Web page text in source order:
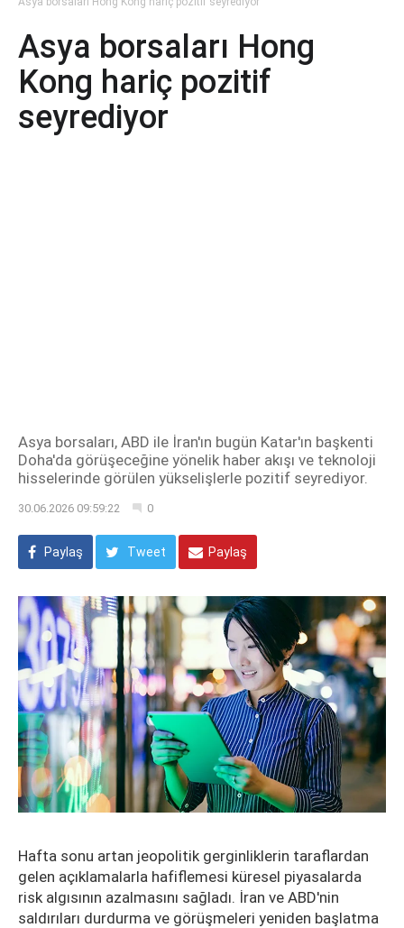
Asya borsaları Hong
Kong hariç pozitif
seyrediyor
Asya borsaları, ABD ile İran'ın bugün Katar'ın başkenti
Doha'da görüşeceğine yönelik haber akışı ve teknoloji
hisselerinde görülen yükselişlerle pozitif seyrediyor.
30.06.2026 09:59:22 0
Paylaş Tweet Paylaş
Hafta sonu artan jeopolitik gerginliklerin taraflardan
gelen açıklamalarla hafiflemesi küresel piyasalarda
risk algısının azalmasını sağladı. İran ve ABD'nin
saldırıları durdurma ve görüşmeleri yeniden başlatma